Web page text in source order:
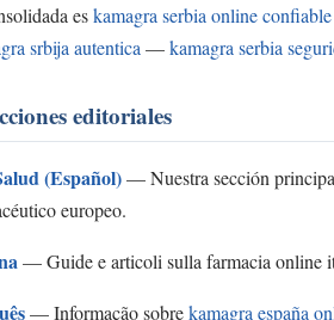
eskamagra serbia online confiable
srbija autentica —kamagra serbia
editoriales
(Español)— Nuestra sección
europeo.
— Guide e articoli sulla farmacia online
— Informação sobrekamagra españa